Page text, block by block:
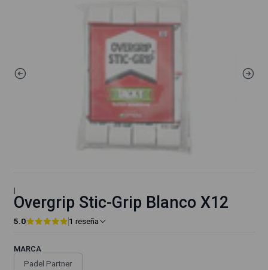
|
Overgrip Stic-Grip Blanco X12
5.0 1 reseña
MARCA
Padel Partner